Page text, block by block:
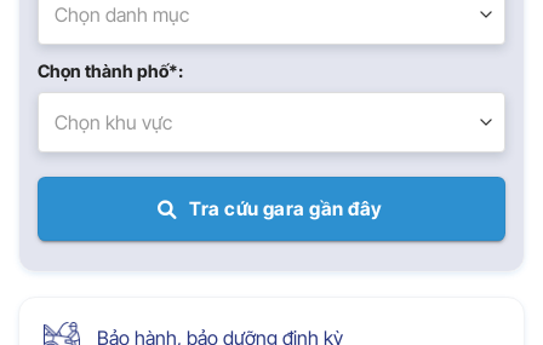
Chọn danh mục
Chọn thành phố*:
Chọn khu vực
Tra cứu gara gần đây
Bảo hành, bảo dưỡng định kỳ